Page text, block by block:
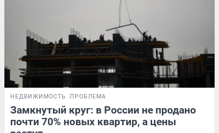
НЕДВИЖИМОСТЬ ПРОБЛЕМА
Замкнутый круг: в России не продано
почти 70% новых квартир, а цены